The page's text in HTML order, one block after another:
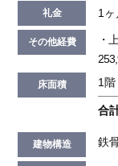
礼金 1ヶ
その他経費
・
床面積 1階
合
建物構造 鉄